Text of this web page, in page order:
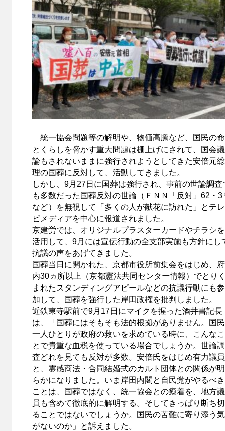
統一協会問題等の解明や、物価高騰など、国民の命
とくらしを脅かす重大問題は棚上げにされて、国会議
論もされないままに強行されようとしてきた安倍元総
理の国葬に反対して、活動してきました。
しかし、9月27日に国葬は強行され、事前の世論調査
も多数だった国葬反対の世論（ＦＮＮ「反対」62・3
など）を無視して「多くの人が献花に訪れた」とテレ
ビメディアを中心に報道されました。
京建労では、オリジナルプラスターカードやチラシを
活用して、9月には宣伝行動の全支部実施も方針にし
抗議の声をあげてきました。
国葬当日に開かれた、京都市役所前集会をはじめ、府
内30ヵ所以上（京都憲法共同センター情報）でとり
まれたスタンディングアピールなどの抗議行動にも参
加して、国葬を強行した岸田政権を批判しました。
近鉄東寺駅前で9月17日にマイクを握った酒井書記長
は、「国葬にはそもそも法的根拠がありません。国民
一人ひとりが政府の救いを求めている時に、こんなこ
とで貴重な血税を使っている場合でしょうか。世論調
査どれを見ても反対が多数。安倍氏をはじめ有力議員
と、霊感商法・合同結婚式のカルト団体との関係が明
らかになりました。いま岸田内閣と自民党がやるべき
ことは、国葬ではなく、統一協会との癒着を、地方議
員も含めて徹底的に解明する。そしてきっぱり断ち切
ることではないでしょうか。国民の苦難に寄り添う気
がないのか」と訴えました。